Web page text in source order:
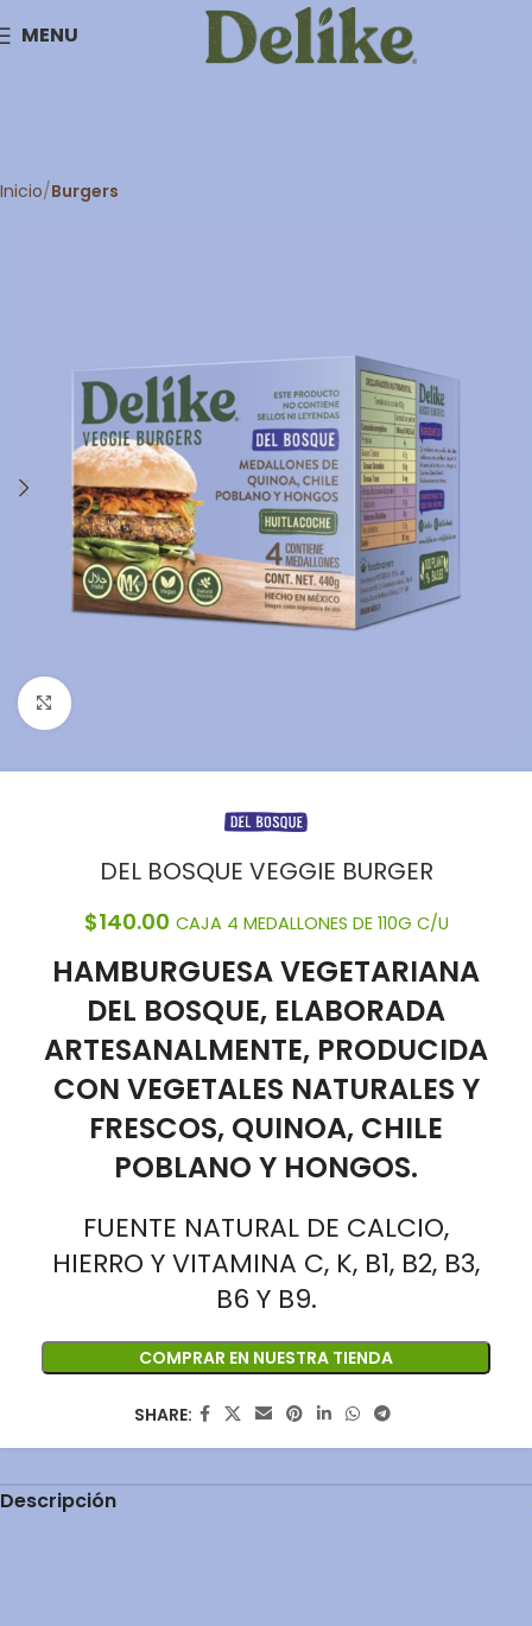
MENU
Inicio Burgers
Click to enlarge
DEL BOSQUE VEGGIE BURGER
$140.00 CAJA 4 MEDALLONES DE 110G C/U
HAMBURGUESA VEGETARIANA
DEL BOSQUE, ELABORADA
ARTESANALMENTE, PRODUCIDA
CON VEGETALES NATURALES Y
FRESCOS, QUINOA, CHILE
POBLANO Y HONGOS.
FUENTE NATURAL DE CALCIO,
HIERRO Y VITAMINA C, K, B1, B2, B3,
B6 Y B9.
COMPRAR EN NUESTRA TIENDA
SHARE:
Descripción